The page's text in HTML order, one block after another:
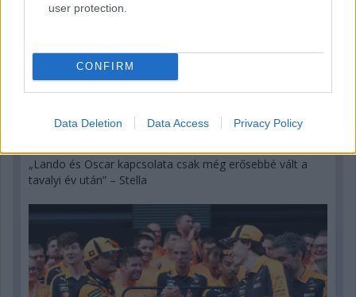
user protection.
CONFIRM
Data Deletion Data Access Privacy Policy
„Lando és Oscar kapcsolata csak még erősebbé vált a
tavalyi év után” – Stella